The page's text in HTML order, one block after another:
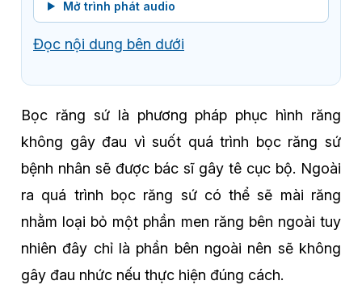
Mở trình phát audio
Đọc nội dung bên dưới
Bọc răng sứ là phương pháp phục hình răng
không gây đau vì suốt quá trình bọc răng sứ
bệnh nhân sẽ được bác sĩ gây tê cục bộ. Ngoài
ra quá trình bọc răng sứ có thể sẽ mài răng
nhằm loại bỏ một phần men răng bên ngoài tuy
nhiên đây chỉ là phần bên ngoài nên sẽ không
gây đau nhức nếu thực hiện đúng cách.